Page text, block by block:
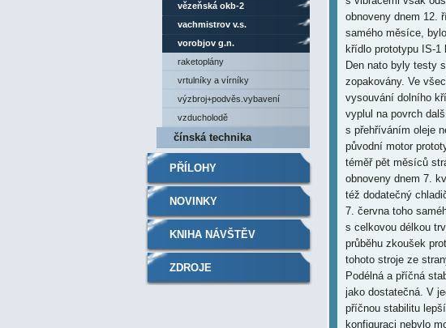
vězeňská okb-2
vachmistrov v.s.
vorobjov g.n.
raketoplány
vrtulníky a vírníky
výzbroj+podvěs.vybavení
vzducholodě
čínská technika
PŘÍLOHY
NOVINKY
KNIHA NÁVŠTĚV
ZDROJE